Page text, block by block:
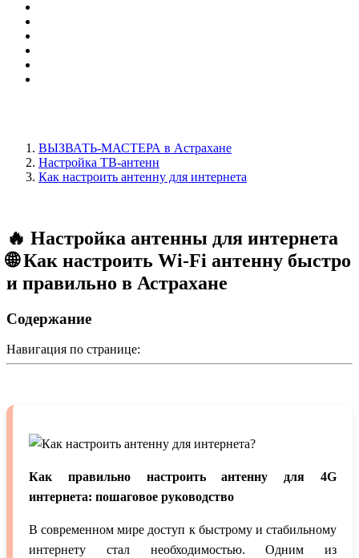
ВЫЗВАТЬ-МАСТЕРА в Астрахане
Настройка ТВ-антенн
Как настроить антенну для интернета
🔥 Настройка антенны для интернета
🌐 Как настроить Wi-Fi антенну быстро
и правильно в Астрахане
Содержание
Навигация по странице:
Как правильно настроить антенну для 4G
интернета: пошаговое руководство
В современном мире доступ к быстрому и стабильному
интернету стал необходимостью. Одним из